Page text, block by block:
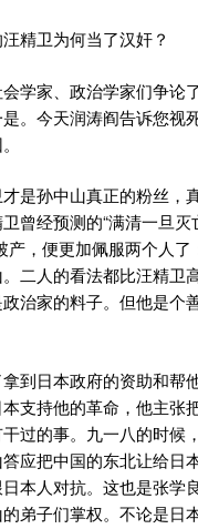
汪精卫为何当了汉奸？
学家、政治学家们争论
。今天润涛阎告诉您视
是孙中山真正的粉丝，
曾经预测的“满清一旦
产，便更加佩服两个人
二人的看法都比汪精卫
治家的料子。但他是个
到日本政府的资助和帮
支持他的革命，他主张
过的事。九一八的时候
应把中国的东北让给日
本人对抗。这也是张学
弟子们掌权。不论是日